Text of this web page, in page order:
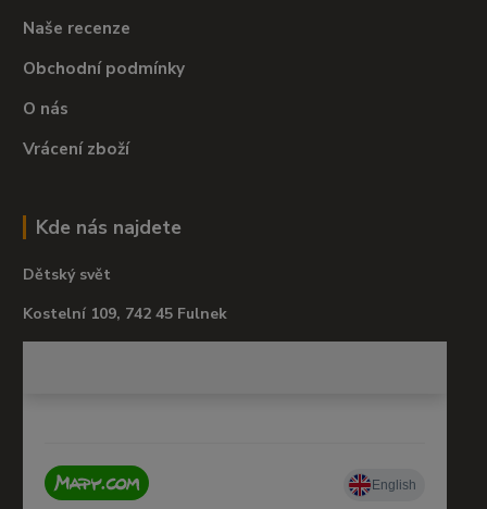
Naše recenze
Obchodní podmínky
O nás
Vrácení zboží
Kde nás najdete
Dětský svět
Kostelní 109, 742 45 Fulnek